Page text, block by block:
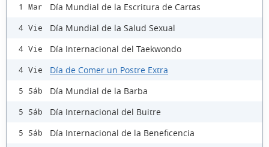
1 Mar Día Mundial de la Escritura de Cartas
4 Vie Día Mundial de la Salud Sexual
4 Vie Día Internacional del Taekwondo
4 Vie Día de Comer un Postre Extra
5 Sáb Día Mundial de la Barba
5 Sáb Día Internacional del Buitre
5 Sáb Día Internacional de la Beneficencia